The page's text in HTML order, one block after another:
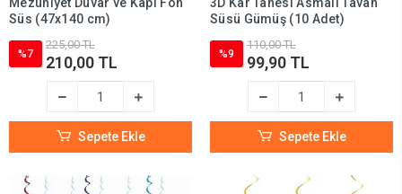
Süs (47x140 cm)
%7
225,00 TL
210,00 TL
Sepete Ekle
Süsü Gümüş (10 Adet)
%9
110,00 TL
99,90 TL
Sepete Ekle